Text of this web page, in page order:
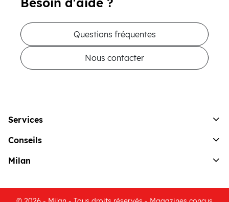
Questions fréquentes
Nous contacter
Services
Conseils
Milan